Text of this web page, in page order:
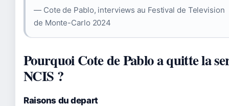
— Cote de Pablo, interviews au Festival de Television
de Monte-Carlo 2024
Pourquoi Cote de Pablo a quitte la
NCIS ?
Raisons du depart